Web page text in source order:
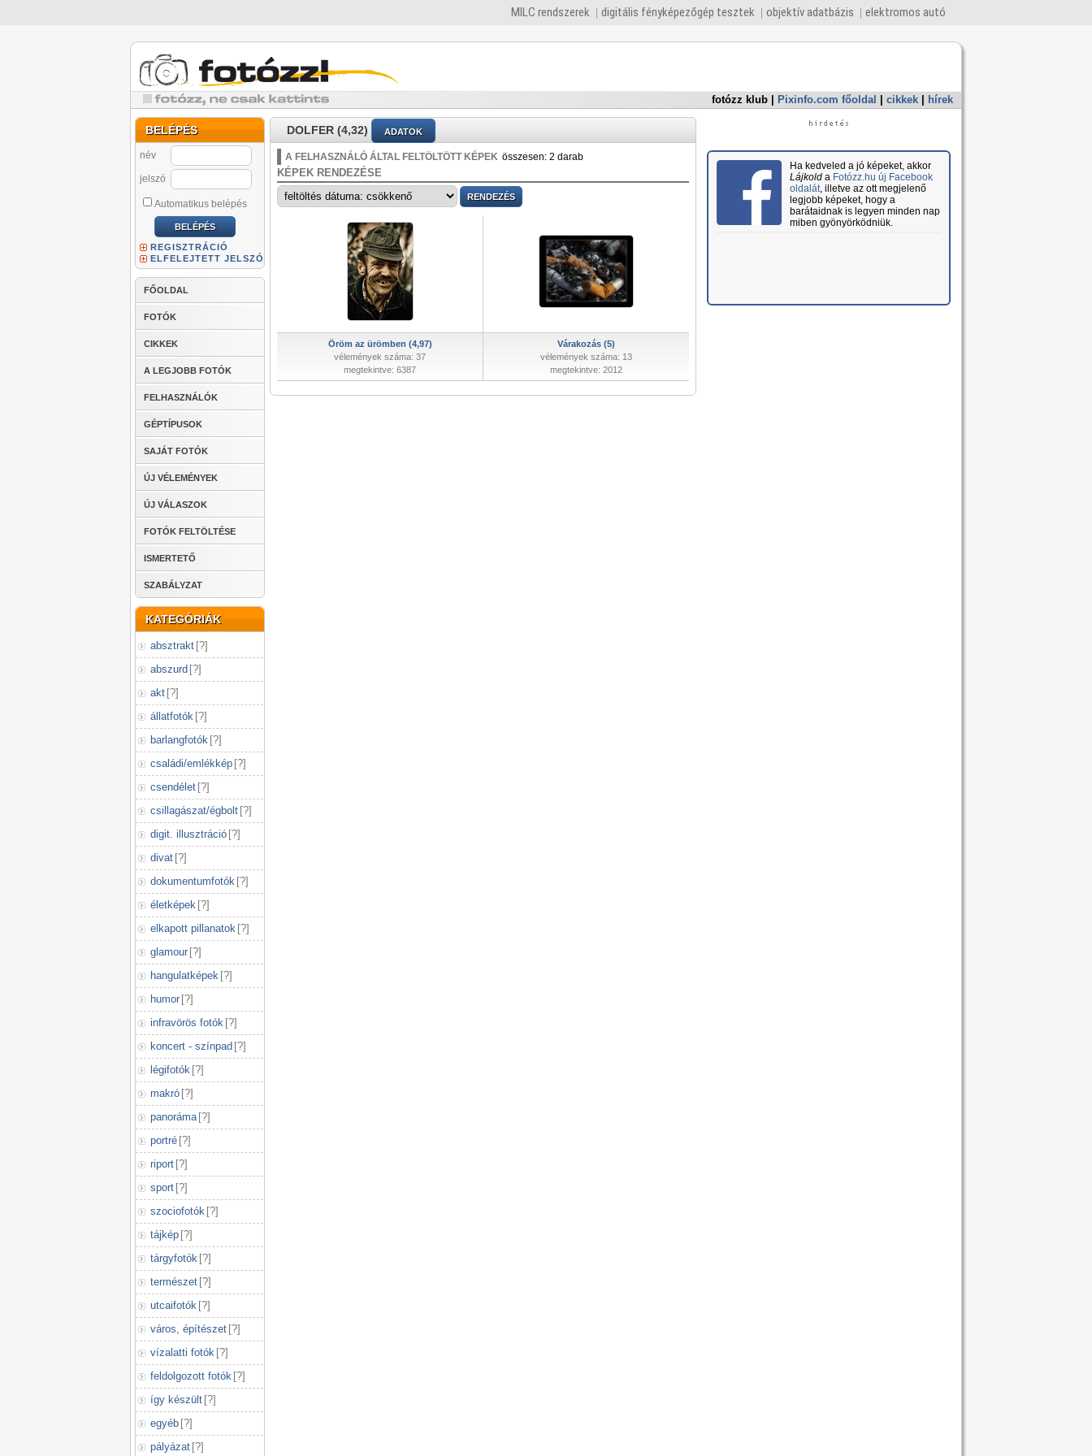
MILC rendszerek digitális fényképezőgép tesztek objektív adatbázis elektromos autó
fotózz klub Pixinfo.com főoldal cikkek hírek
BELÉPÉS
név
jelszó
Automatikus belépés
REGISZTRÁCIÓ
ELFELEJTETT JELSZÓ
FŐOLDAL
FOTÓK
CIKKEK
A LEGJOBB FOTÓK
FELHASZNÁLÓK
GÉPTÍPUSOK
SAJÁT FOTÓK
ÚJ VÉLEMÉNYEK
ÚJ VÁLASZOK
FOTÓK FELTÖLTÉSE
ISMERTETŐ
SZABÁLYZAT
KATEGÓRIÁK
absztrakt [?]
abszurd [?]
akt [?]
állatfotók [?]
barlangfotók [?]
családi/emlékkép [?]
csendélet [?]
csillagászat/égbolt [?]
digit. illusztráció [?]
divat [?]
dokumentumfotók [?]
életképek [?]
elkapott pillanatok [?]
glamour [?]
hangulatképek [?]
humor [?]
infravörös fotók [?]
koncert - színpad [?]
légifotók [?]
makró [?]
panoráma [?]
portré [?]
riport [?]
sport [?]
szociofotók [?]
tájkép [?]
tárgyfotók [?]
természet [?]
utcaifotók [?]
város, építészet [?]
vízalatti fotók [?]
feldolgozott fotók [?]
így készült [?]
egyéb [?]
pályázat [?]
DOLFER (4,32) ADATOK
A FELHASZNÁLÓ ÁLTAL FELTÖLTÖTT KÉPEK összesen: 2 darab
KÉPEK RENDEZÉSE
Öröm az ürömben (4,97)
vélemények száma: 37
megtekintve: 6387
Várakozás (5)
vélemények száma: 13
megtekintve: 2012
Ha kedveled a jó képeket, akkor
Lájkolda Fotózz.hu új Facebook
oldalát, illetve az ott megjelenő
legjobb képeket, hogy a
barátaidnak is legyen minden nap
miben gyönyörködniük.